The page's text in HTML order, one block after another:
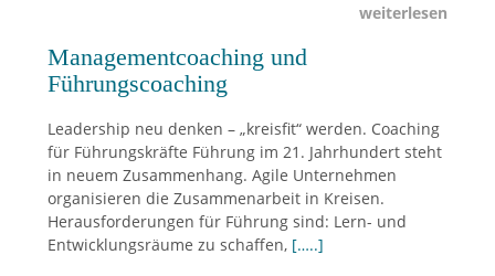
weiterlesen
Managementcoaching und
Führungscoaching
Leadership neu denken – „kreisfit“ werden. Coaching
für Führungskräfte Führung im 21. Jahrhundert steht
in neuem Zusammenhang. Agile Unternehmen
organisieren die Zusammenarbeit in Kreisen.
Herausforderungen für Führung sind: Lern- und
Entwicklungsräume zu schaffen,[…..]